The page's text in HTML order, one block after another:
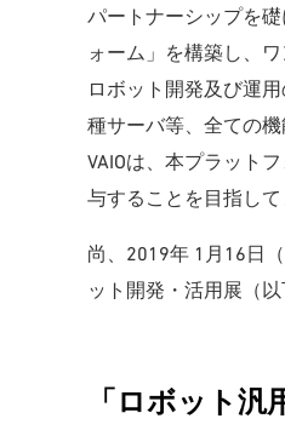
パートナーシップを
ォーム」を構築し、
ロボット開発及び運
種サーバ等、全ての
VAIOは、本プラット
与することを目指して
尚、2019年 1月16日
ット開発・活用展（
「ロボット